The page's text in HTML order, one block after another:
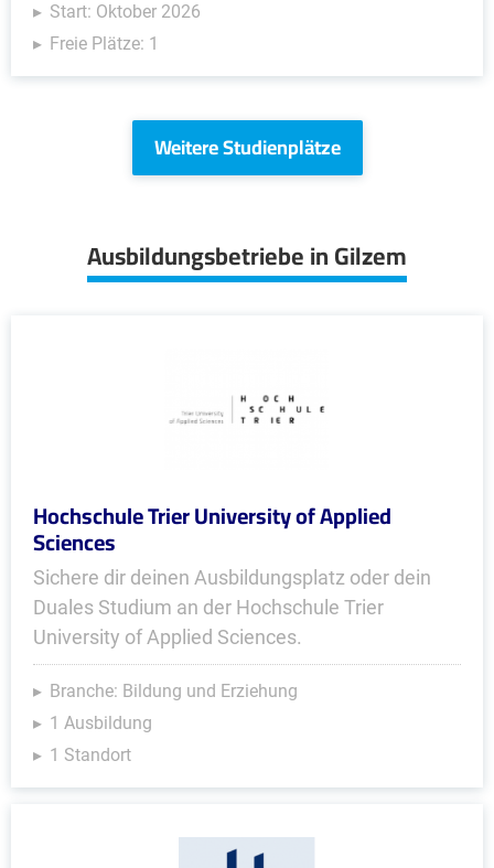
Start: Oktober 2026
Freie Plätze: 1
Weitere Studienplätze
Ausbildungsbetriebe in Gilzem
Hochschule Trier University of Applied
Sciences
Sichere dir deinen Ausbildungsplatz oder dein
Duales Studium an der Hochschule Trier
University of Applied Sciences.
Branche: Bildung und Erziehung
1 Ausbildung
1 Standort